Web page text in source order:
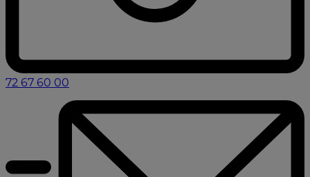
72 67 60 00